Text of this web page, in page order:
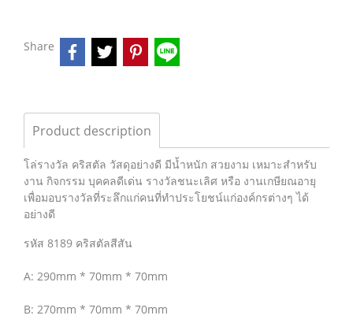
Share
Product description
โล่รางวัล คริสตัล วัสดุอย่างดี มีน้ำหนัก สวยงาม เหมาะสำหรับ
งาน กิจกรรม บุคคลดีเด่น รางวัลชนะเลิศ หรือ งานเกษียณอายุ
เพื่อมอบรางวัลที่ระลึกแก่คนที่ทำประโยชน์แก่องค์กรต่างๆ ได้
อย่างดี
รหัส 8189 คริสตัลสีสัน
A: 290mm * 70mm * 70mm
B: 270mm * 70mm * 70mm